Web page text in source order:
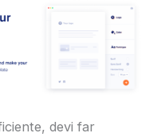
devi far